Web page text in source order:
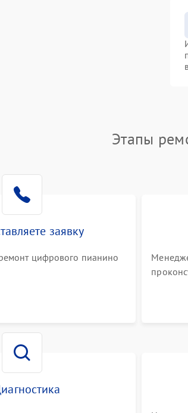
Этапы
заявку
ремонт цифрового пианино